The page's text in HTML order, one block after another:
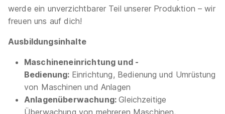
Papierweiterverarbeitung (w/m/d) Schwarz
Produktion Stiftung & Co. KG
werde ein unverzichtbarer Teil unserer Produktion – wir
freuen uns auf dich!
Ausbildungsinhalte
Maschineneinrichtung und -
Bedienung: Einrichtung, Bedienung und Umrüstung
von Maschinen und Anlagen
Anlagenüberwachung:Gleichzeitige